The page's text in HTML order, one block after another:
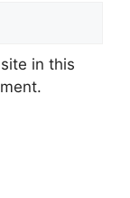
in this